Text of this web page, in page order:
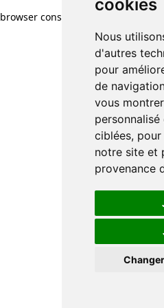
cookies
Nous
d'autres
pour
de
vous
ciblées,
notre site et
provenance
browser console for more